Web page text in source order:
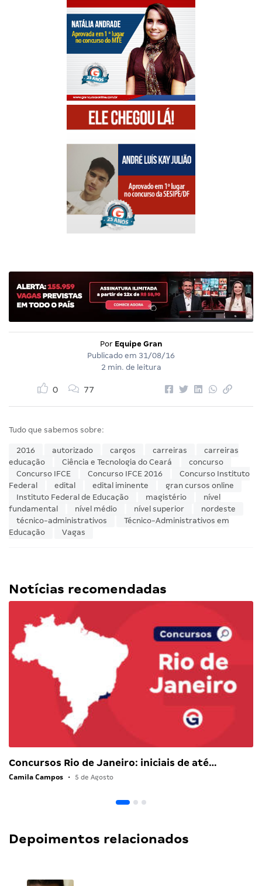
Por Equipe Gran
Publicado em 31/08/16
2 min. de leitura
0 77
Tudo que sabemos sobre:
2016 autorizado cargos carreiras
carreiras
educação
Ciência e Tecnologia do Ceará
concurso
Concurso IFCE
Concurso IFCE 2016
Concurso Instituto
Federal
edital edital iminente
gran cursos online
Instituto Federal de Educação
magistério
nível
fundamental
nível médio nível superior
nordeste
técnico-administrativos
Técnico-Administrativos em
Educação
Vagas
Notícias recomendadas
Concursos Rio de Janeiro: iniciais de até…
Camila Campos • 5 de Agosto
Depoimentos relacionados